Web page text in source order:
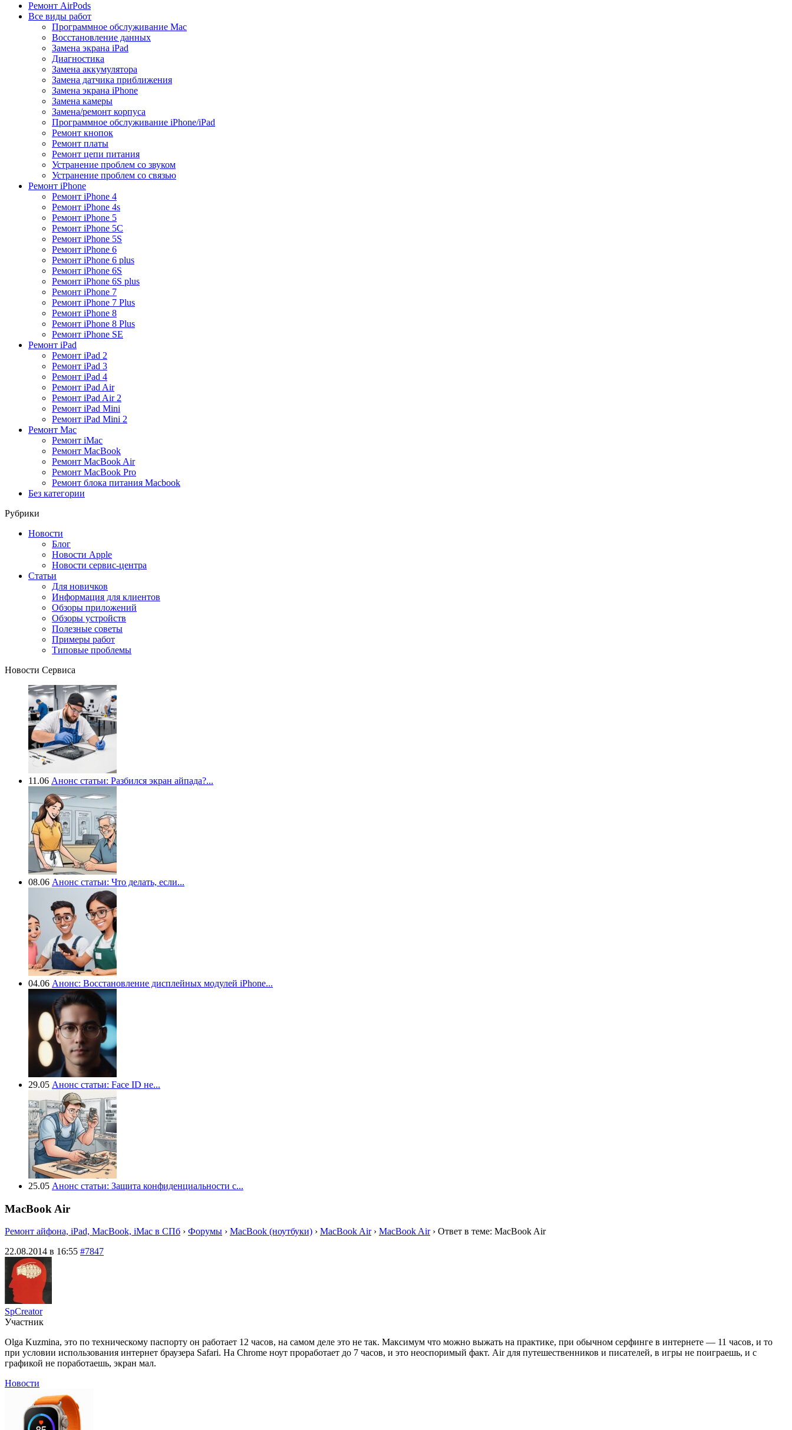
Ремонт AirPods
Все виды работ
Программное обслуживание Mac
Восстановление данных
Замена экрана iPad
Диагностика
Замена аккумулятора
Замена датчика приближения
Замена экрана iPhone
Замена камеры
Замена/ремонт корпуса
Программное обслуживание iPhone/iPad
Ремонт кнопок
Ремонт платы
Ремонт цепи питания
Устранение проблем со звуком
Устранение проблем со связью
Ремонт iPhone
Ремонт iPhone 4
Ремонт iPhone 4s
Ремонт iPhone 5
Ремонт iPhone 5C
Ремонт iPhone 5S
Ремонт iPhone 6
Ремонт iPhone 6 plus
Ремонт iPhone 6S
Ремонт iPhone 6S plus
Ремонт iPhone 7
Ремонт iPhone 7 Plus
Ремонт iPhone 8
Ремонт iPhone 8 Plus
Ремонт iPhone SE
Ремонт iPad
Ремонт iPad 2
Ремонт iPad 3
Ремонт iPad 4
Ремонт iPad Air
Ремонт iPad Air 2
Ремонт iPad Mini
Ремонт iPad Mini 2
Ремонт Mac
Ремонт iMac
Ремонт MacBook
Ремонт MacBook Air
Ремонт MacBook Pro
Ремонт блока питания Macbook
Без категории
Рубрики
Новости
Блог
Новости Apple
Новости сервис-центра
Статьи
Для новичков
Информация для клиентов
Обзоры приложений
Обзоры устройств
Полезные советы
Примеры работ
Типовые проблемы
Новости Сервиса
11.06 Анонс статьи: Разбился экран айпада?...
08.06 Анонс статьи: Что делать, если...
04.06 Анонс: Восстановление дисплейных модулей iPhone...
29.05 Анонс статьи: Face ID не...
25.05 Анонс статьи: Защита конфиденциальности с...
MacBook Air
Ремонт айфона, iPad, MacBook, iMac в СПб › Форумы › MacBook (ноутбуки) › MacBook Air › MacBook Air › Ответ в теме: MacBook Air
22.08.2014 в 16:55 #7847
SpCreator
Участник
Olga Kuzmina, это по техническому паспорту он работает 12 часов, на самом деле это не так. Максимум что можно выжать на практике, при обычном серфинге в интернете — 11 часов, и то
при условии использования интернет браузера Safari. На Chrome ноут проработает до 7 часов, и это неоспоримый факт. Air для путешественников и писателей, в игры не поиграешь, и с
графикой не поработаешь, экран мал.
Новости